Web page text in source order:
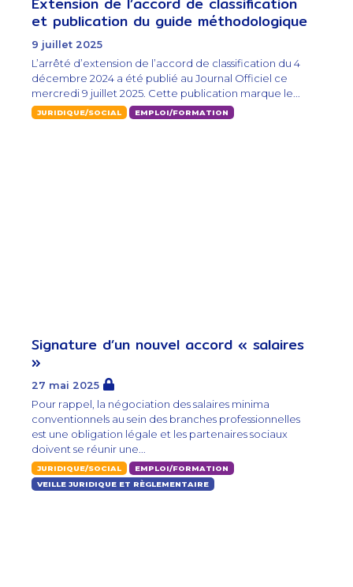
et publication du guide méthodologique
9 juillet 2025
L’arrêté d’extension de l’accord de classification du 4
décembre 2024 a été publié au Journal Officiel ce
mercredi 9 juillet 2025. Cette publication marque le...
JURIDIQUE/SOCIAL EMPLOI/FORMATION
Signature d’un nouvel accord « salaires
»
27 mai 2025
Pour rappel, la négociation des salaires minima
conventionnels au sein des branches professionnelles
est une obligation légale et les partenaires sociaux
doivent se réunir une...
JURIDIQUE/SOCIAL
EMPLOI/FORMATION
VEILLE JURIDIQUE ET RÈGLEMENTAIRE